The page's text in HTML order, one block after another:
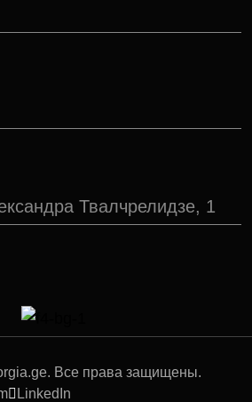
Твалчрелидзе, 1
Все права защищены.
LinkedIn